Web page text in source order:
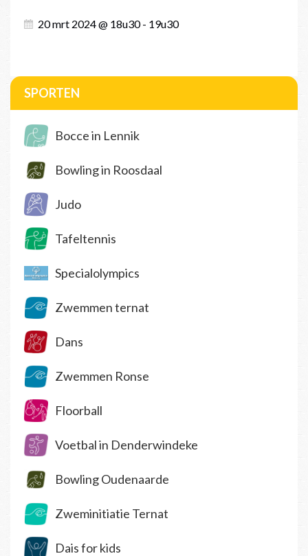
20 mrt 2024 @ 18u30 - 19u30
SPORTEN
Bocce in Lennik
Bowling in Roosdaal
Judo
Tafeltennis
Specialolympics
Zwemmen ternat
Dans
Zwemmen Ronse
Floorball
Voetbal in Denderwindeke
Bowling Oudenaarde
Zweminitiatie Ternat
Dais for kids